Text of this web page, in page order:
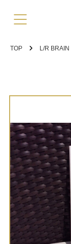
TOP L/R BRAIN